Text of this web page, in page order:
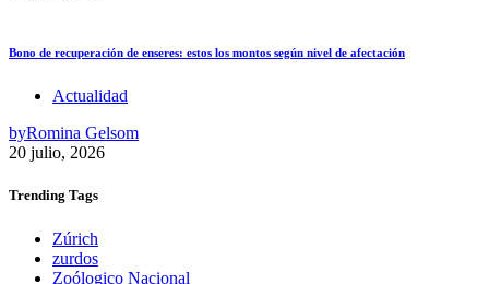
Bono de recuperación de enseres: estos los montos según nivel de afectación
Actualidad
byRomina Gelsom
20 julio, 2026
Trending Tags
Zúrich
zurdos
Zoólogico Nacional